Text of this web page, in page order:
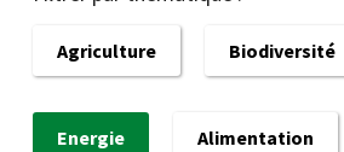
Agriculture Biodiversité
Energie Alimentation